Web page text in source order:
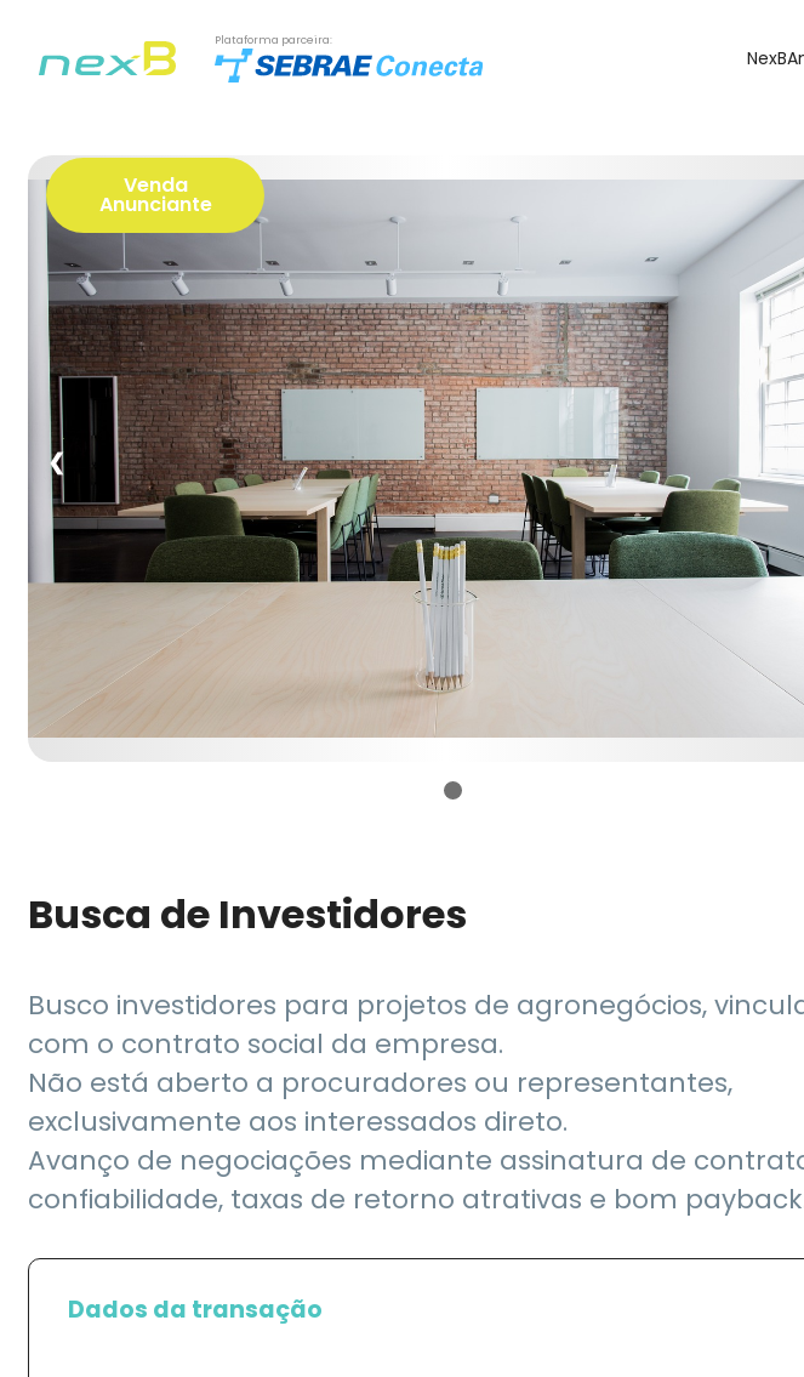
Plataforma parceira:
NexB
Venda
Anunciante
❮
Busca de Investidores
Busco investidores para projetos de agronegócios,
com o contrato social da empresa.
Não está aberto a procuradores ou representantes,
exclusivamente aos interessados direto.
Avanço de negociações mediante assinatura de
confiabilidade, taxas de retorno atrativas e bom
Dados da transação